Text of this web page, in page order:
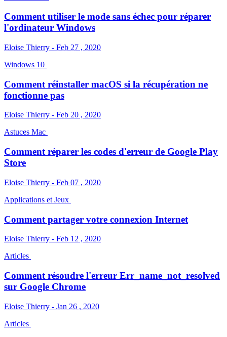
Comment utiliser le mode sans échec pour réparer
l'ordinateur Windows
Eloise Thierry - Feb 27 , 2020
Windows 10
Comment réinstaller macOS si la récupération ne
fonctionne pas
Eloise Thierry - Feb 20 , 2020
Astuces Mac
Comment réparer les codes d'erreur de Google Play
Store
Eloise Thierry - Feb 07 , 2020
Applications et Jeux
Comment partager votre connexion Internet
Eloise Thierry - Feb 12 , 2020
Articles
Comment résoudre l'erreur Err_name_not_resolved
sur Google Chrome
Eloise Thierry - Jan 26 , 2020
Articles